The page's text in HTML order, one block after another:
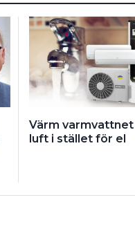
Värm varmvattnet
luft i stället för el